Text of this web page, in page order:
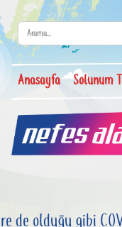
Anasayfa Solunum
de olduğu gibi